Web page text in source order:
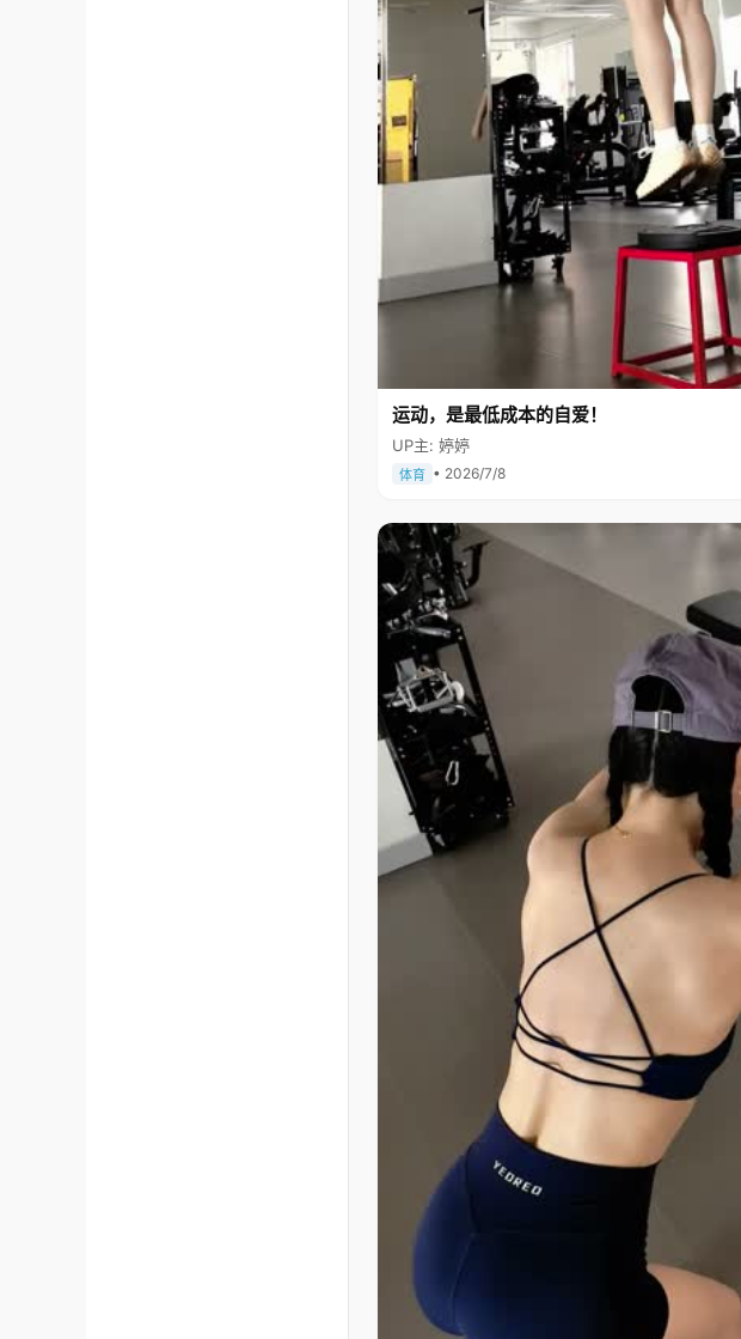
运动，是最低成本的自爱！
UP主: 婷婷
体育 • 2026/7/8